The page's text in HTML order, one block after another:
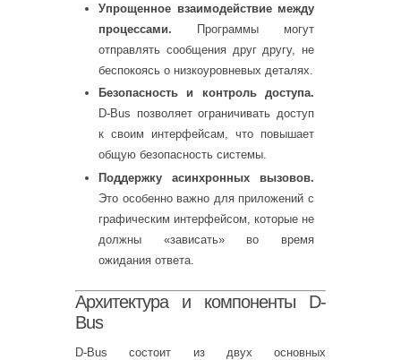
Упрощенное взаимодействие между
процессами. Программы могут
отправлять сообщения друг другу, не
беспокоясь о низкоуровневых деталях.
Безопасность и контроль доступа.
D-Bus позволяет ограничивать доступ
к своим интерфейсам, что повышает
общую безопасность системы.
Поддержку асинхронных вызовов.
Это особенно важно для приложений с
графическим интерфейсом, которые не
должны «зависать» во время
ожидания ответа.
Архитектура и компоненты D-
Bus
D-Bus состоит из двух основных